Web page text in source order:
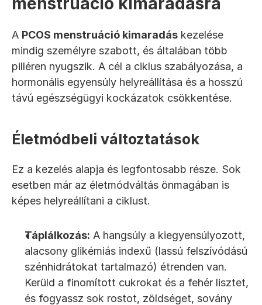
A PCOS menstruáció kimaradás kezelése
mindig személyre szabott, és általában több
pilléren nyugszik. A cél a ciklus szabályozása, a
hormonális egyensúly helyreállítása és a hosszú
távú egészségügyi kockázatok csökkentése.
Életmódbeli változtatások
Ez a kezelés alapja és legfontosabb része. Sok
esetben már az életmódváltás önmagában is
képes helyreállítani a ciklust.
Táplálkozás: A hangsúly a kiegyensúlyozott,
alacsony glikémiás indexű (lassú felszívódású
szénhidrátokat tartalmazó) étrenden van.
Kerüld a finomított cukrokat és a fehér lisztet,
és fogyassz sok rostot, zöldséget, sovány